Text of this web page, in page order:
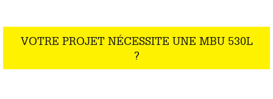
VOTRE PROJET NÉCESSITE UNE MBU 530L
?